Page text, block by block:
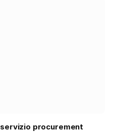
procurement